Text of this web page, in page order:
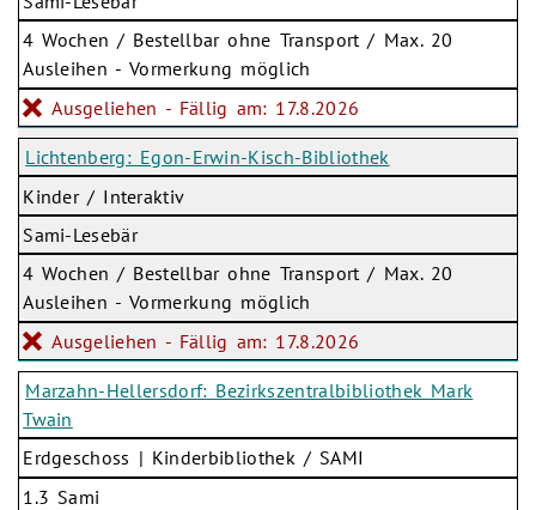
4 Wochen / Bestellbar ohne Transport / Max. 20
Ausleihen - Vormerkung möglich
Ausgeliehen - Fällig am: 17.8.2026
Lichtenberg: Egon-Erwin-Kisch-Bibliothek
Kinder / Interaktiv
Sami-Lesebär
4 Wochen / Bestellbar ohne Transport / Max. 20
Ausleihen - Vormerkung möglich
Ausgeliehen - Fällig am: 17.8.2026
Marzahn-Hellersdorf: Bezirkszentralbibliothek Mark
Twain
Erdgeschoss | Kinderbibliothek / SAMI
1.3 Sami